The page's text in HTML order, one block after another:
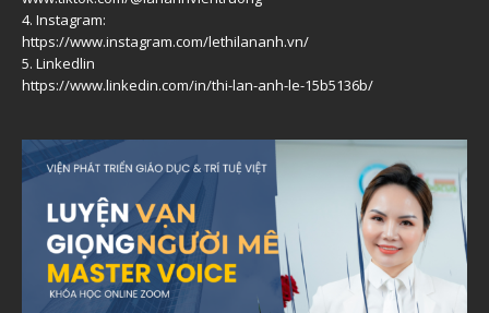
4. Instagram:
https://www.instagram.com/lethilananh.vn/
5. Linkedlin
https://www.linkedin.com/in/thi-lan-anh-le-15b5136b/